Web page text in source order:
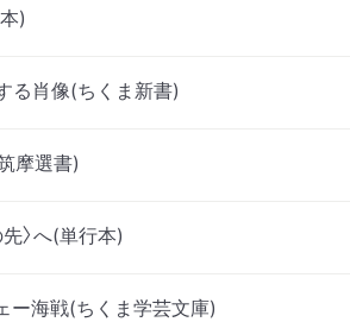
)
肖像(ちくま新書)
摩選書)
〉へ(単行本)
海戦(ちくま学芸文庫)